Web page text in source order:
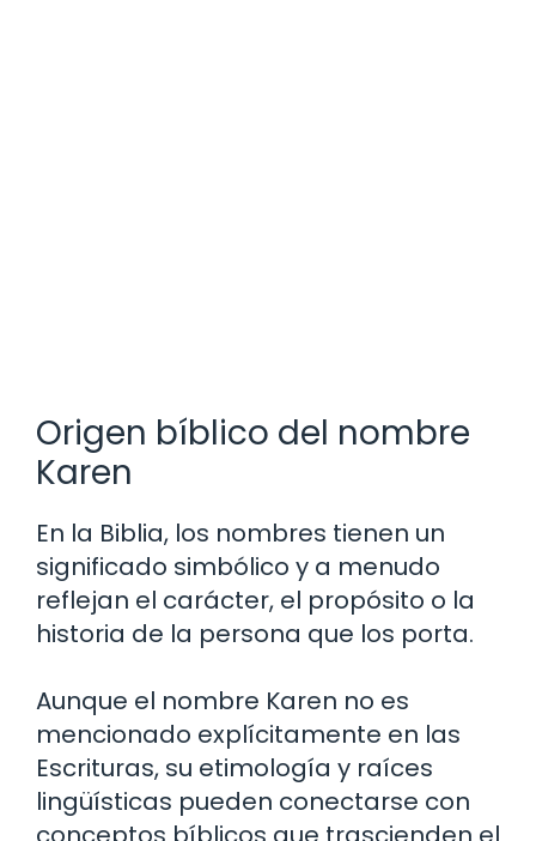
Origen bíblico del nombre
Karen
En la Biblia, los nombres tienen un
significado simbólico y a menudo
reflejan el carácter, el propósito o la
historia de la persona que los porta.
Aunque el nombre Karen no es
mencionado explícitamente en las
Escrituras, su etimología y raíces
lingüísticas pueden conectarse con